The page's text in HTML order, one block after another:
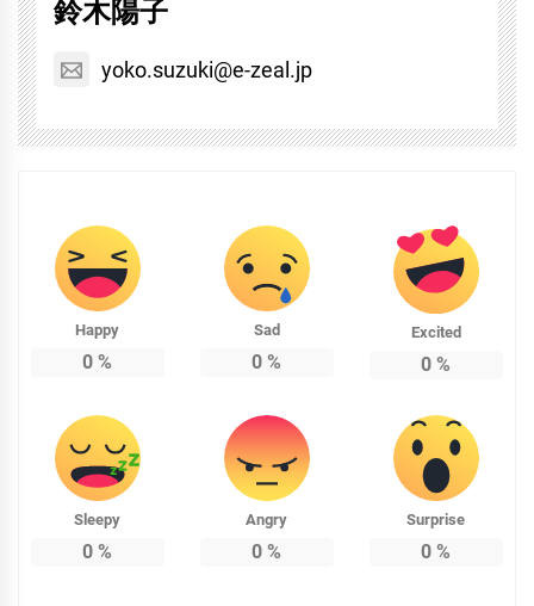
鈴木陽子
yoko.suzuki@e-zeal.jp
Happy
0 %
Sad
0 %
Excited
0 %
Sleepy
0 %
Angry
0 %
Surprise
0 %